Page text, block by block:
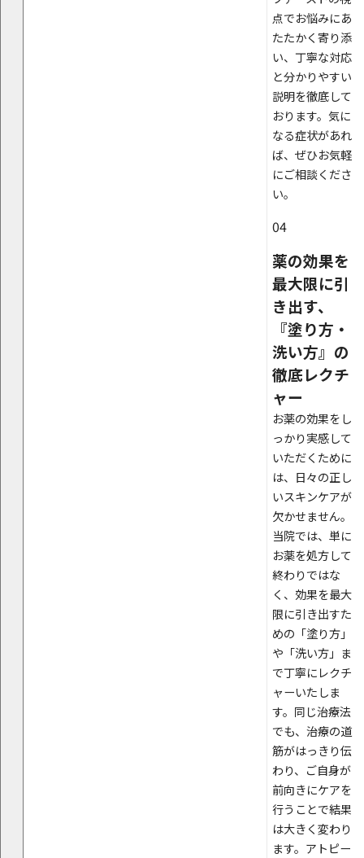
点でお悩みにあ
たたかく寄り添
い、丁寧な対応
と分かりやすい
説明を徹底して
おります。気に
なる症状があれ
ば、ぜひお気軽
にご相談くださ
い。
04
薬の効果を
最大限に引
き出す、
『塗り方・
洗い方』の
徹底レクチ
ャー
お薬の効果をし
っかり実感して
いただくために
は、日々の正し
いスキンケアが
欠かせません。
当院では、単に
お薬を処方して
終わりではな
く、効果を最大
限に引き出すた
めの「塗り方」
や「洗い方」ま
で丁寧にレクチ
ャーいたしま
す。同じ治療法
でも、治療の道
筋がはっきり伝
わり、ご自身が
前向きにケアを
行うことで結果
は大きく変わり
ます。アトピー